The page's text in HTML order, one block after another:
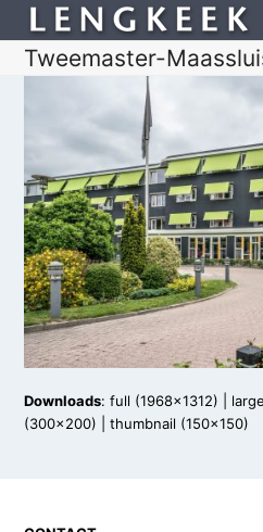
Tweemaster-
Downloads:full (1968x1312)
(300x200) |thumbnail (150x150)